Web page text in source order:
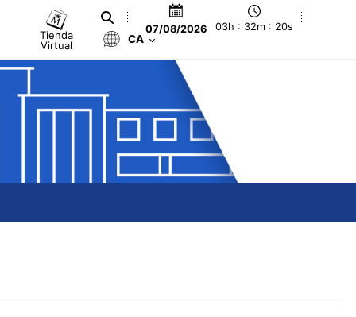
Tienda
Virtual
07/08/2026 03h : 32m : 21s
CA